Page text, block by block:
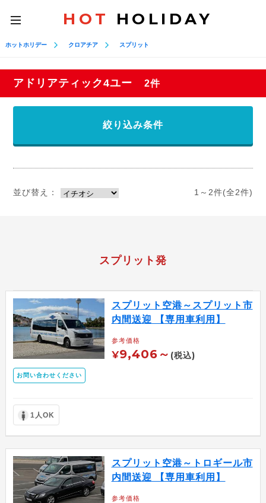
toggle
navigation
HOT HOLIDAY
ホットホリデー クロアチア スプリット
アドリアティック4ユー 2件
絞り込み条件
並び替え： 1～2件(全2件)
スプリット発
お問い合わせください
スプリット空港～スプリット市
内間送迎 【専用車利用】
参考価格
¥9,406～ (税込)
1人OK
スプリット空港～トロギール市
内間送迎 【専用車利用】
参考価格